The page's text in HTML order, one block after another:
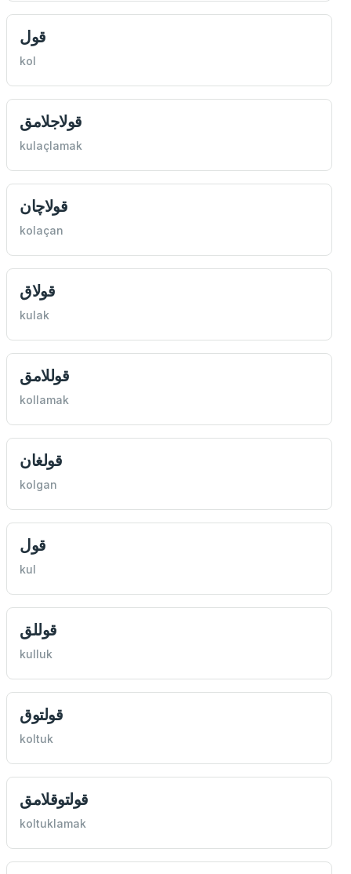
قول
kol
قولاجلامق
kulaçlamak
قولاچان
kolaçan
قولاق
kulak
قوللامق
kollamak
قولغان
kolgan
قول
kul
قوللق
kulluk
قولتوق
koltuk
قولتوقلامق
koltuklamak